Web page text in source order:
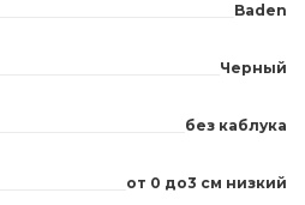
Baden
Черный
без каблука
от 0 до3 см низкий